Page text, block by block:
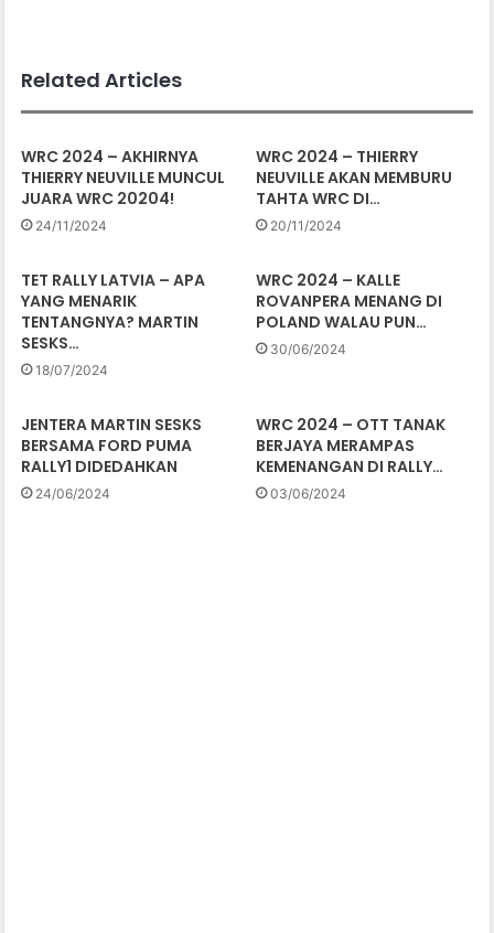
Related Articles
WRC 2024 – AKHIRNYA
THIERRY NEUVILLE MUNCUL
JUARA WRC 20204!
24/11/2024
WRC 2024 – THIERRY
NEUVILLE AKAN MEMBURU
TAHTA WRC DI…
20/11/2024
TET RALLY LATVIA – APA
YANG MENARIK
TENTANGNYA? MARTIN
SESKS…
18/07/2024
WRC 2024 – KALLE
ROVANPERA MENANG DI
POLAND WALAU PUN…
30/06/2024
JENTERA MARTIN SESKS
BERSAMA FORD PUMA
RALLY1 DIDEDAHKAN
24/06/2024
WRC 2024 – OTT TANAK
BERJAYA MERAMPAS
KEMENANGAN DI RALLY…
03/06/2024